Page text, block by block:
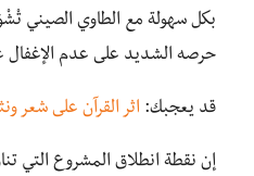
بكل سهولة مع الطاوي الصيني
حرصه الشديد على عدم الإغفال
قد يعجبك: اثر القرآن على شعر
إن نقطة انطلاق المشروع التي